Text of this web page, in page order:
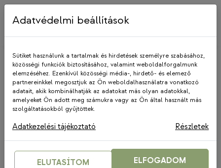
Skip
KÖZÖSALAPON
Helyben fordíthatunk a negatív
társadalmi trendeken 2.
2019. február 22.
Adatvédelmi beállítások
Sütiket használunk a tartalmak és hirdetések személyre szabásához,
közösségi funkciók biztosításához, valamint weboldalforgalmunk
elemzéséhez. Ezenkívül közösségi média-, hirdető- és elemező
partnereinkkel megosztjuk az Ön weboldalhasználatra vonatkozó
adatait, akik kombinálhatják az adatokat más olyan adatokkal,
amelyeket Ön adott meg számukra vagy az Ön által használt más
szolgáltatásokból gyűjtöttek.
Adatkezelési tájékoztató Részletek
ELUTASÍTOM ELFOGADOM